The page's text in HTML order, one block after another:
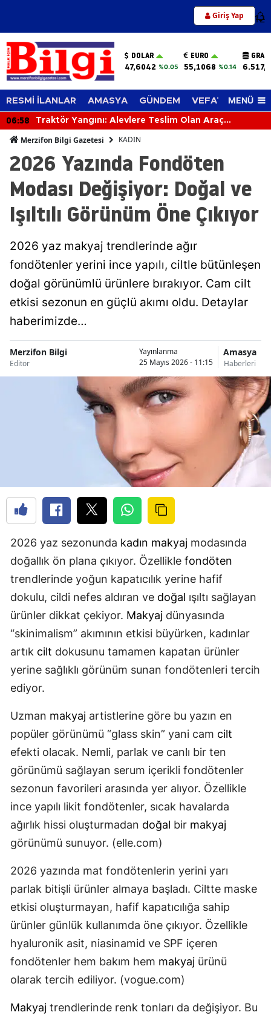
Giriş Yap 12
DOLAR
47,6042 %0.05
EURO
55,1068 %0.14
RESMİ İLANLAR AMASYA GÜNDEM VEFAT EDENLER
MENÜ
06:58
Traktör Yangını: Alevlere Teslim Olan Araç
Merzifon Bilgi Gazetesi KADIN
2026 Yazında Fondöten
Modası Değişiyor: Doğal ve
Işıltılı Görünüm Öne Çıkıyor
2026 yaz makyaj trendlerinde ağır
fondötenler yerini ince yapılı, ciltle bütünleşen
doğal görünümlü ürünlere bırakıyor. Cam cilt
etkisi sezonun en güçlü akımı oldu. Detaylar
haberimizde…
Merzifon Bilgi
Editör
Yayınlanma
25 Mayıs 2026 - 11:15
Amasya
Haberleri
2026 yaz sezonunda kadın makyaj modasında
doğallık ön plana çıkıyor. Özellikle fondöten
trendlerinde yoğun kapatıcılık yerine hafif
dokulu, cildi nefes aldıran ve doğal ışıltı sağlayan
ürünler dikkat çekiyor. Makyaj dünyasında
“skinimalism” akımının etkisi büyürken, kadınlar
artık cilt dokusunu tamamen kapatan ürünler
yerine sağlıklı görünüm sunan fondötenleri tercih
ediyor.
Uzman makyaj artistlerine göre bu yazın en
popüler görünümü “glass skin” yani cam cilt
efekti olacak. Nemli, parlak ve canlı bir ten
görünümü sağlayan serum içerikli fondötenler
sezonun favorileri arasında yer alıyor. Özellikle
ince yapılı likit fondötenler, sıcak havalarda
ağırlık hissi oluşturmadan doğal bir makyaj
görünümü sunuyor. (elle.com)
2026 yazında mat fondötenlerin yerini yarı
parlak bitişli ürünler almaya başladı. Ciltte maske
etkisi oluşturmayan, hafif kapatıcılığa sahip
ürünler günlük kullanımda öne çıkıyor. Özellikle
hyaluronik asit, niasinamid ve SPF içeren
fondötenler hem bakım hem makyaj ürünü
olarak tercih ediliyor. (vogue.com)
Makyaj trendlerinde renk tonları da değişiyor. Bu